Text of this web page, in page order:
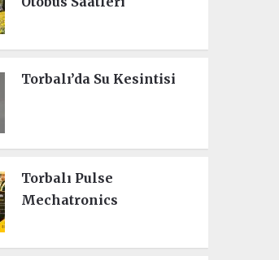
Torbalı’da Su Kesintisi
Torbalı Pulse
Mechatronics